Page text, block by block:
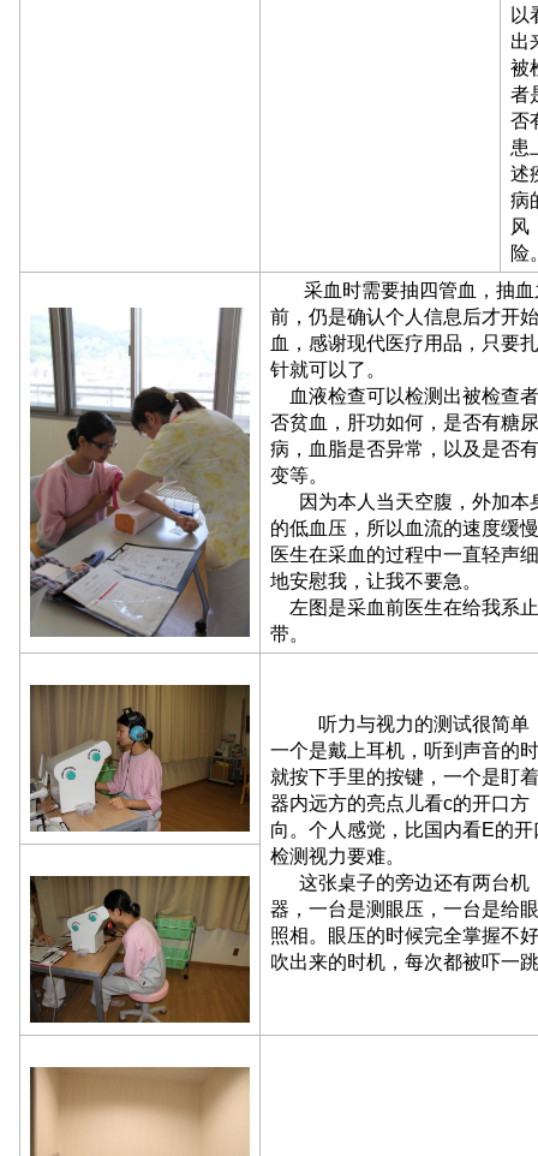
以
出
被
者
否
患
述
病
风
险
采血时需要抽四管血，抽血
前，仍是确认个人信息后才开
血，感谢现代医疗用品，只要
针就可以了。
血液检查可以检测出被检查
否贫血，肝功如何，是否有糖尿
病，血脂是否异常，以及是否
变等。
因为本人当天空腹，外加本
的低血压，所以血流的速度缓
医生在采血的过程中一直轻声
地安慰我，让我不要急。
左图是采血前医生在给我系
带。
听力与视力的测试很简单
一个是戴上耳机，听到声音的
就按下手里的按键，一个是盯
器内远方的亮点儿看c的开口方
向。个人感觉，比国内看E的开
检测视力要难。
这张桌子的旁边还有两台机
器，一台是测眼压，一台是给
照相。眼压的时候完全掌握不
吹出来的时机，每次都被吓一